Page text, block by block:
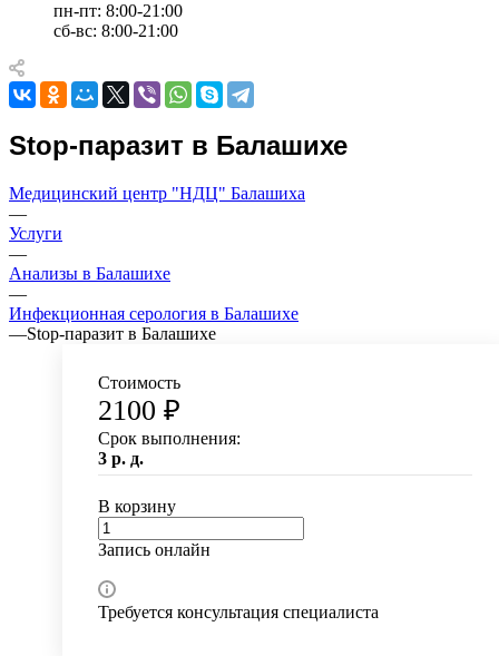
пн-пт: 8:00-21:00
сб-вс: 8:00-21:00
Stop-паразит в Балашихе
Медицинский центр "НДЦ" Балашиха
—
Услуги
—
Анализы в Балашихе
—
Инфекционная серология в Балашихе
—Stop-паразит в Балашихе
Стоимость
2100 ₽
Срок выполнения:
3 р. д.
В корзину
Запись онлайн
Требуется консультация специалиста